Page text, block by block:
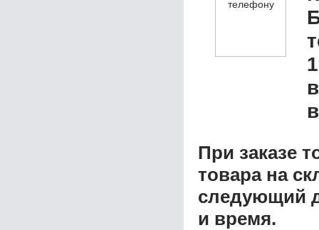
При заказе
товара на
следующий
и время.